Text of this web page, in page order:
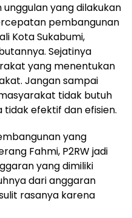
unggulan yang dilakukan
pembangunan
Kota Sukabumi,
Sejatinya
yang menentukan
Jangan sampai
tidak butuh
tidak efektif dan efisien.
yang
Fahmi, P2RW jadi
yang dimiliki
dari anggaran
rasanya karena